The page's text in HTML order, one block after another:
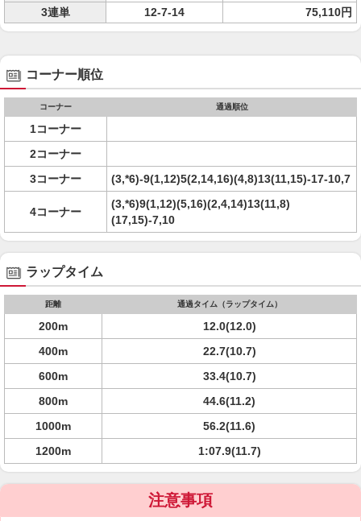
3連単
12-7-14 75,110円
コーナー順位
コーナー 通過順位
1コーナー
2コーナー
3コーナー
(3,*6)-9(1,12)5(2,14,16)(4,8)13(11,15)-17-10,7
4コーナー
(3,*6)9(1,12)(5,16)(2,4,14)13(11,8)
(17,15)-7,10
ラップタイム
距離 通過タイム（ラップタイム）
200m
12.0(12.0)
400m
22.7(10.7)
600m
33.4(10.7)
800m
44.6(11.2)
1000m
56.2(11.6)
1200m
1:07.9(11.7)
注意事項